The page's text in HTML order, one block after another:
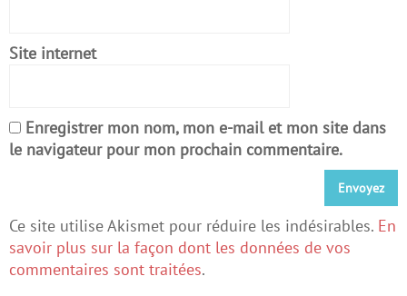
Site internet
Enregistrer mon nom, mon e-mail et mon site dans
le navigateur pour mon prochain commentaire.
Ce site utilise Akismet pour réduire les indésirables. En
savoir plus sur la façon dont les données de vos
commentaires sont traitées.